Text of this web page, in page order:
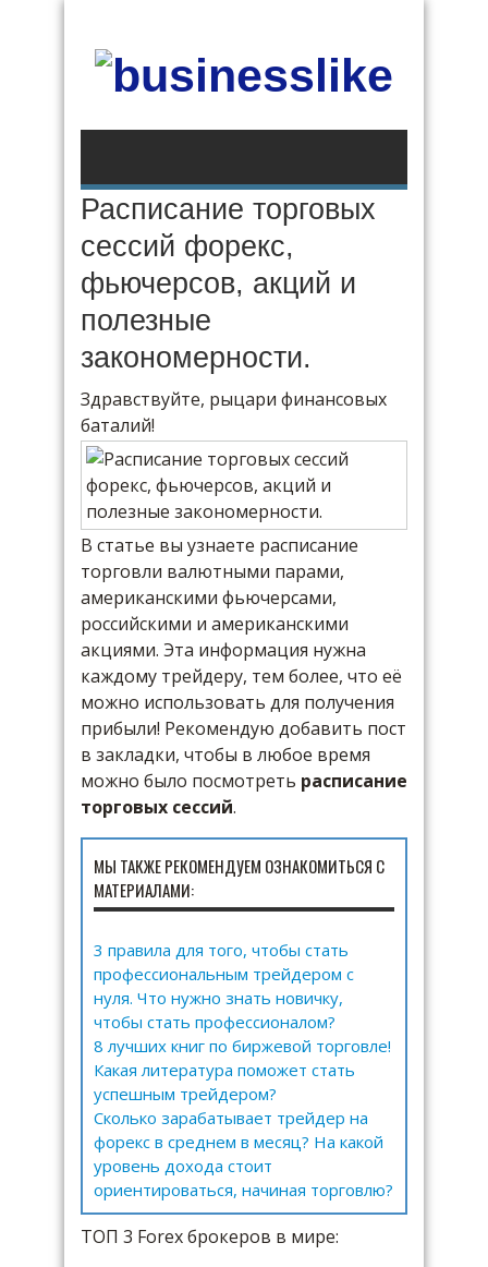
Расписание торговых
сессий форекс,
фьючерсов, акций и
полезные
закономерности.
Здравствуйте, рыцари финансовых
баталий!
В статье вы узнаете расписание
торговли валютными парами,
американскими фьючерсами,
российскими и американскими
акциями. Эта информация нужна
каждому трейдеру, тем более, что её
можно использовать для получения
прибыли! Рекомендую добавить пост
в закладки, чтобы в любое время
можно было посмотреть расписание
торговых сессий.
МЫ ТАКЖЕ РЕКОМЕНДУЕМ ОЗНАКОМИТЬСЯ С
МАТЕРИАЛАМИ:
3 правила для того, чтобы стать
профессиональным трейдером с
нуля. Что нужно знать новичку,
чтобы стать профессионалом?
8 лучших книг по биржевой торговле!
Какая литература поможет стать
успешным трейдером?
Сколько зарабатывает трейдер на
форекс в среднем в месяц? На какой
уровень дохода стоит
ориентироваться, начиная торговлю?
ТОП 3 Forex брокеров в мире: